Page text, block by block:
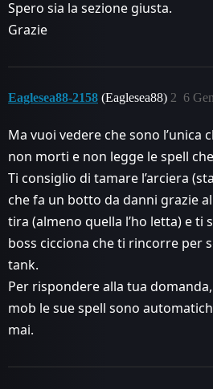
Spero sia la sezione giusta.
Grazie
Eaglesea88-2158 (Eaglesea88) 6
2
Ma vuoi vedere che sono l’unica
non morti e non legge le spell
Ti consiglio di tamare l’arciera
che fa un botto da danni grazie
tira (almeno quella l’ho letta) e ti
boss cicciona che ti rincorre per
tank.
Per rispondere alla tua
mob le sue spell sono
mai.